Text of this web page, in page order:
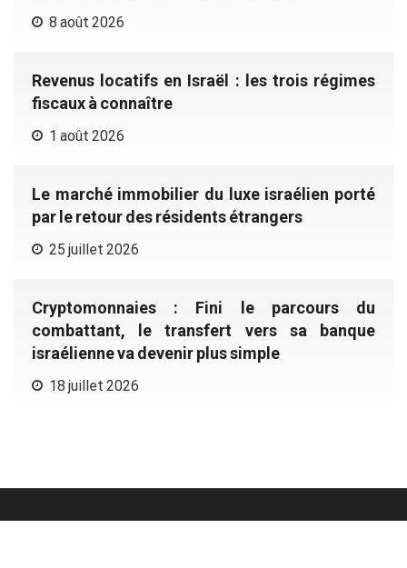
8 août 2026
Revenus locatifs en Israël : les trois régimes
fiscaux à connaître
1 août 2026
Le marché immobilier du luxe israélien porté
par le retour des résidents étrangers
25 juillet 2026
Cryptomonnaies : Fini le parcours du
combattant, le transfert vers sa banque
israélienne va devenir plus simple
18 juillet 2026